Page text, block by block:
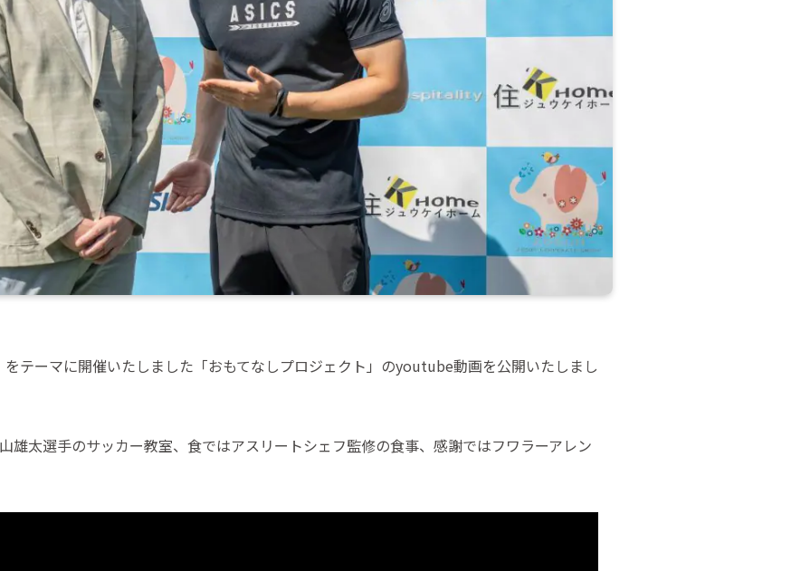
テーマに開催いたしました「おもてなしプロジェクト」のyoutube動画を公開いたしまし
雄太選手のサッカー教室、食ではアスリートシェフ監修の食事、感謝ではフワラーアレン